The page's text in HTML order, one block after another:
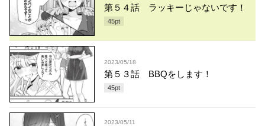
第５４話 ラッキーじゃないです！
45pt
2023/05/18
第５３話 BBQをします！
45pt
2023/05/11